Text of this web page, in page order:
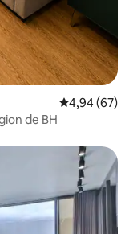
Note
4,94 (67)
de BH